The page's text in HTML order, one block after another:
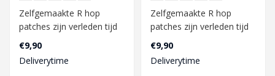
Zelfgemaakte R hop
patches zijn verleden tijd
met deze MR Hop bucking
van Maple ..
€9,90
Deliverytime
Zelfgemaakte R hop
patches zijn verleden tijd
met deze MR Hop bucking
van Maple ..
€9,90
Deliverytime